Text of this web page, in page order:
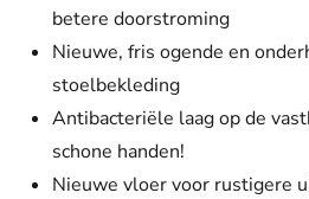
betere doorstroming
Nieuwe, fris ogende en
stoelbekleding
Antibacteriële laag op de
schone handen!
Nieuwe vloer voor rustigere